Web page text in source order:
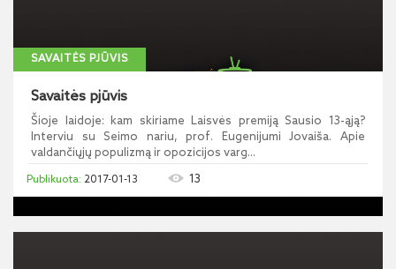
SAVAITĖS PJŪVIS
Savaitės pjūvis
Šioje laidoje: kam skiriame Laisvės premiją Sausio 13-ąją?
Interviu su Seimo nariu, prof. Eugenijumi Jovaiša. Apie
valdančiųjų populizmą ir opozicijos varg...
2017-01-13 13